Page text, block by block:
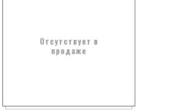
Отсутствует в
продаже